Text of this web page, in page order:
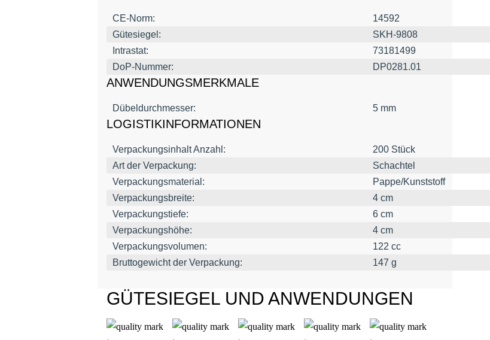
CE-Norm:
14592
Gütesiegel:
SKH-9808
Intrastat:
73181499
DoP-Nummer:
DP0281.01
ANWENDUNGSMERKMALE
Dübeldurchmesser: 5 mm
LOGISTIKINFORMATIONEN
Verpackungsinhalt Anzahl:
200 Stück
Art der Verpackung:
Schachtel
Verpackungsmaterial:
Pappe/Kunststoff
Verpackungsbreite:
4 cm
Verpackungstiefe:
6 cm
Verpackungshöhe:
4 cm
Verpackungsvolumen:
122 cc
Bruttogewicht der Verpackung:
147 g
GÜTESIEGEL UND ANWENDUNGEN